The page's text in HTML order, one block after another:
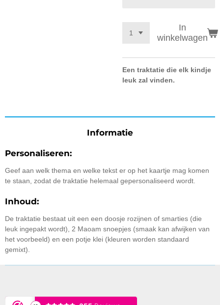
In
winkelwagen
Een traktatie die elk kindje
leuk zal vinden.
Informatie
Personaliseren:
Geef aan welk thema en welke tekst er op het kaartje mag komen
te staan, zodat de traktatie helemaal gepersonaliseerd wordt.
Inhoud:
De traktatie bestaat uit een een doosje rozijnen of smarties (die
leuk ingepakt wordt), 2 Maoam snoepjes (smaak kan afwijken van
het voorbeeld) en een potje klei (kleuren worden standaard
gemixt).